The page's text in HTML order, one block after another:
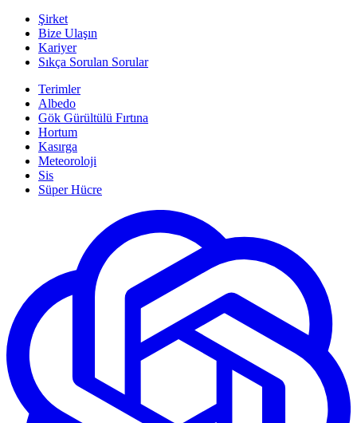
Şirket
Bize Ulaşın
Kariyer
Sıkça Sorulan Sorular
Terimler
Albedo
Gök Gürültülü Fırtına
Hortum
Kasırga
Meteoroloji
Sis
Süper Hücre